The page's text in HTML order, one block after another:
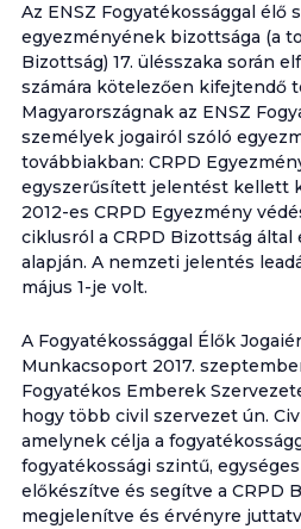
Az ENSZ Fogyatékossággal élő
egyezményének bizottsága (a
Bizottság) 17. ülésszaka során
számára kötelezően kifejtendő
Magyarországnak az ENSZ
személyek jogairól szóló
továbbiakban: CRPD
egyszerűsített jelentést kellett
2012-es CRPD Egyezmény
ciklusról a CRPD Bizottság
alapján. A nemzeti jelentés
május 1-je volt.
A Fogyatékossággal Élők
Munkacsoport 2017.
Fogyatékos Emberek
hogy több civil szervezet ún.
amelynek célja a
fogyatékossági szintű,
előkészítve és segítve a CRPD
megjelenítve és érvényre